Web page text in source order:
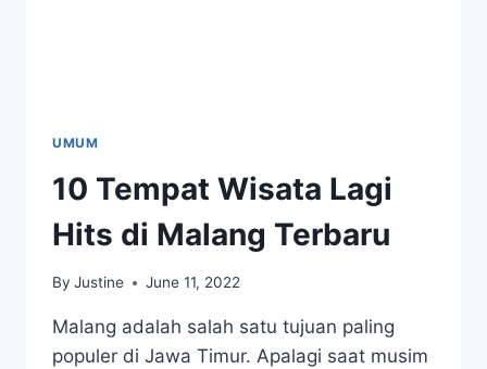
UMUM
10 Tempat Wisata Lagi
Hits di Malang Terbaru
By Justine June 11, 2022
Malang adalah salah satu tujuan paling
populer di Jawa Timur. Apalagi saat musim